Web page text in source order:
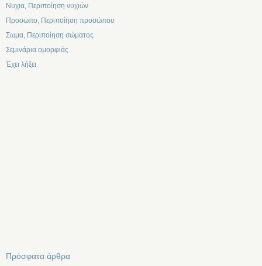
Νυχια, Περιποίηση νυχιών
Προσωπο, Περιποίηση προσώπου
Σωμα, Περιποίηση σώματος
Σεμινάρια ομορφιάς
Έχει λήξει
Πρόσφατα άρθρα